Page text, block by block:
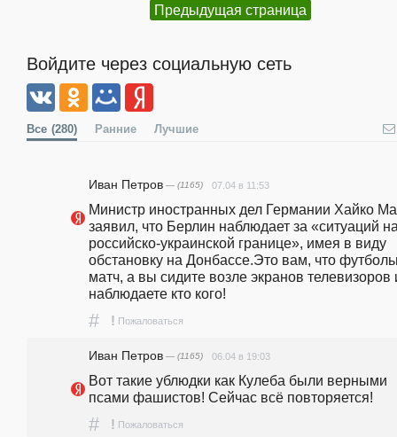
Предыдущая страница
Войдите через социальную сеть
Все (280) Ранние Лучшие
Иван Петров — (1165) 07.04 в 11:53
Министр иностранных дел Германии Хайко
заявил, что Берлин наблюдает за «ситуаций
российско-украинской границе», имея в виду
обстановку на Донбассе.Это вам, что
матч, а вы сидите возле экранов телевизоров
наблюдаете кто кого!
# ! Пожаловаться
Иван Петров — (1165) 06.04 в 19:03
Вот такие ублюдки как Кулеба были верными
псами фашистов! Сейчас всё повторяется!
# ! Пожаловаться